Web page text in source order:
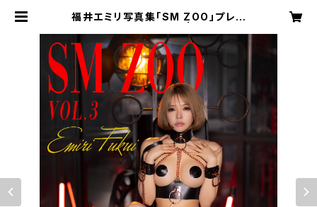
福井エミリ写真集「SM ZOO」プレミ
TUDIO